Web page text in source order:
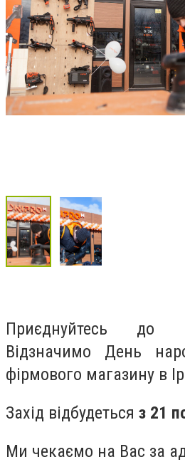
Приєднуйтесь до
Відзначимо День
фірмового магазину в
Захід відбудеться з 21
Ми чекаємо на Вас за